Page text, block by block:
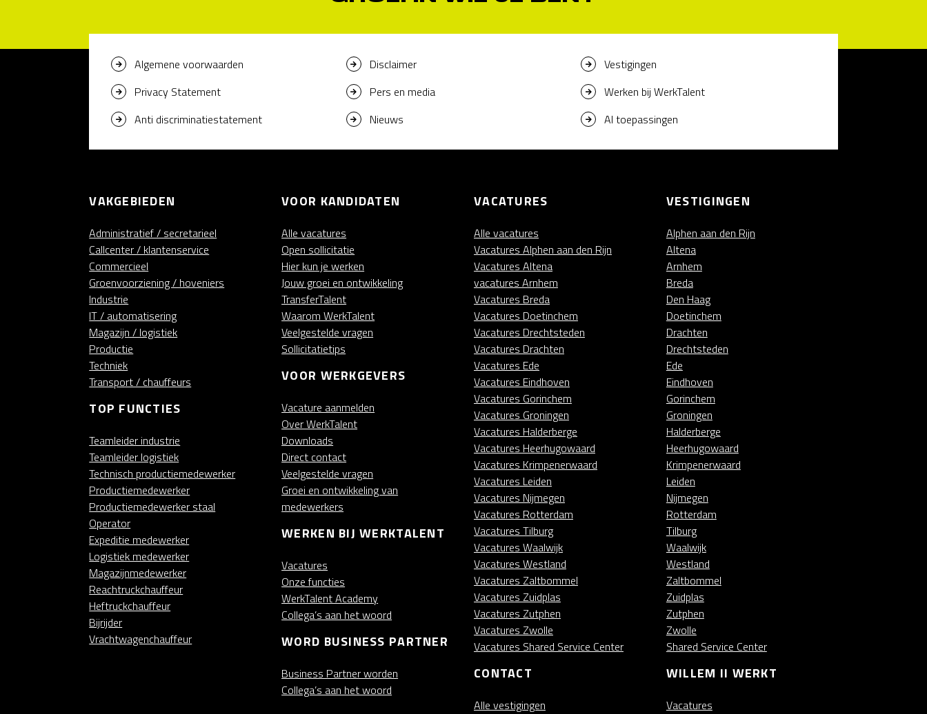
Algemene voorwaarden Disclaimer
Vestigingen
Privacy Statement
Pers en media
Werken bij WerkTalent
Anti discriminatiestatement
Nieuws AI toepassingen
VAKGEBIEDEN
Administratief / secretarieel
Callcenter / klantenservice
Commercieel
Groenvoorziening / hoveniers
Industrie
IT / automatisering
Magazijn / logistiek
Productie
Techniek
Transport / chauffeurs
TOP FUNCTIES
Teamleider industrie
Teamleider logistiek
Technisch productiemedewerker
Productiemedewerker
Productiemedewerker staal
Operator
Expeditie medewerker
Logistiek medewerker
Magazijnmedewerker
Reachtruckchauffeur
Heftruckchauffeur
Bijrijder
Vrachtwagenchauffeur
VOOR KANDIDATEN
Alle vacatures
Open sollicitatie
Hier kun je werken
Jouw groei en ontwikkeling
TransferTalent
Waarom WerkTalent
Veelgestelde vragen
Sollicitatietips
VOOR WERKGEVERS
Vacature aanmelden
Over WerkTalent
Downloads
Direct contact
Veelgestelde vragen
Groei en ontwikkeling van
medewerkers
WERKEN BIJ WERKTALENT
Vacatures
Onze functies
WerkTalent Academy
Collega’s aan het woord
WORD BUSINESS PARTNER
Business Partner worden
Collega’s aan het woord
VACATURES
Alle vacatures
Vacatures Alphen aan den Rijn
Vacatures Altena
vacatures Arnhem
Vacatures Breda
Vacatures Doetinchem
Vacatures Drechtsteden
Vacatures Drachten
Vacatures Ede
Vacatures Eindhoven
Vacatures Gorinchem
Vacatures Groningen
Vacatures Halderberge
Vacatures Heerhugowaard
Vacatures Krimpenerwaard
Vacatures Leiden
Vacatures Nijmegen
Vacatures Rotterdam
Vacatures Tilburg
Vacatures Waalwijk
Vacatures Westland
Vacatures Zaltbommel
Vacatures Zuidplas
Vacatures Zutphen
Vacatures Zwolle
Vacatures Shared Service Center
CONTACT
Alle vestigingen
VESTIGINGEN
Alphen aan den Rijn
Altena
Arnhem
Breda
Den Haag
Doetinchem
Drachten
Drechtsteden
Ede
Eindhoven
Gorinchem
Groningen
Halderberge
Heerhugowaard
Krimpenerwaard
Leiden
Nijmegen
Rotterdam
Tilburg
Waalwijk
Westland
Zaltbommel
Zuidplas
Zutphen
Zwolle
Shared Service Center
WILLEM II WERKT
Vacatures